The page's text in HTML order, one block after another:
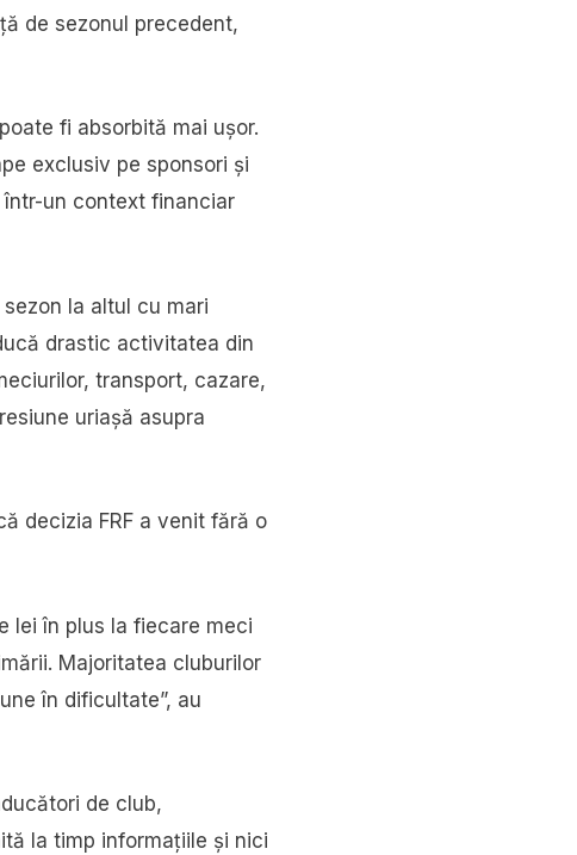
de sezonul precedent,
fi absorbită mai ușor.
exclusiv pe sponsori și
un context financiar
la altul cu mari
drastic activitatea din
transport, cazare,
uriașă asupra
decizia FRF a venit fără o
lei în plus la fiecare meci
Majoritatea cluburilor
în dificultate”, au
de club,
la timp informațiile și nici